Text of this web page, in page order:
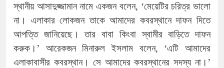
স্থানীয় আসাদুজ্জামান নামে একজন বলেন, ‘মেয়েটির চরিত্র ভালো
না। এলাকার লোকজন তাকে আমাদের কবরস্থানে দাফন দিতে
আপত্তি জানিয়েছে। তার বাবা কিংবা স্বামীর বাড়িতে দাফন
করুক।’ আরেকজন মিনারুল ইসলাম বলেন, ‘এটি আমাদের
এলাকাবাসীর কবরস্থান। সে আমাদের কবরস্থানের সদস্য না।’